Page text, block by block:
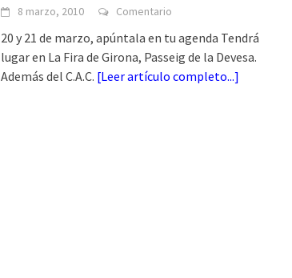
8 marzo, 2010 Comentario
20 y 21 de marzo, apúntala en tu agenda Tendrá
lugar en La Fira de Girona, Passeig de la Devesa.
Además del C.A.C. [Leer artículo completo...]